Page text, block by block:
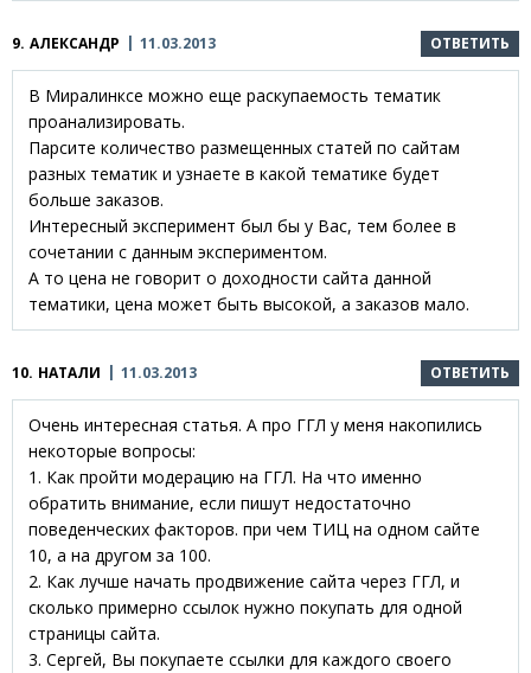
9. АЛЕКСАНДР 11.03.2013 ОТВЕТИТЬ
В Миралинксе можно еще раскупаемость тематик
проанализировать.
Парсите количество размещенных статей по сайтам
разных тематик и узнаете в какой тематике будет
больше заказов.
Интересный эксперимент был бы у Вас, тем более в
сочетании с данным экспериментом.
А то цена не говорит о доходности сайта данной
тематики, цена может быть высокой, а заказов мало.
10. НАТАЛИ 11.03.2013 ОТВЕТИТЬ
Очень интересная статья. А про ГГЛ у меня накопились
некоторые вопросы:
1. Как пройти модерацию на ГГЛ. На что именно
обратить внимание, если пишут недостаточно
поведенческих факторов. при чем ТИЦ на одном сайте
10, а на другом за 100.
2. Как лучше начать продвижение сайта через ГГЛ, и
сколько примерно ссылок нужно покупать для одной
страницы сайта.
3. Сергей, Вы покупаете ссылки для каждого своего